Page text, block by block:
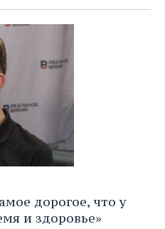
дорогое, что у
и здоровье»